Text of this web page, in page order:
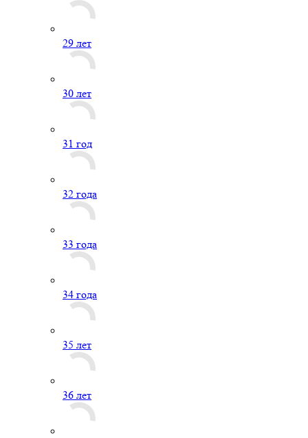
29 лет
30 лет
31 год
32 года
33 года
34 года
35 лет
36 лет